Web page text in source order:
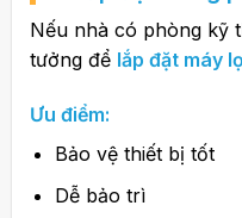
Nếu nhà có phòng kỹ
tưởng để lắp đặt máy
Ưu điểm:
Bảo vệ thiết bị tốt
Dễ bảo trì